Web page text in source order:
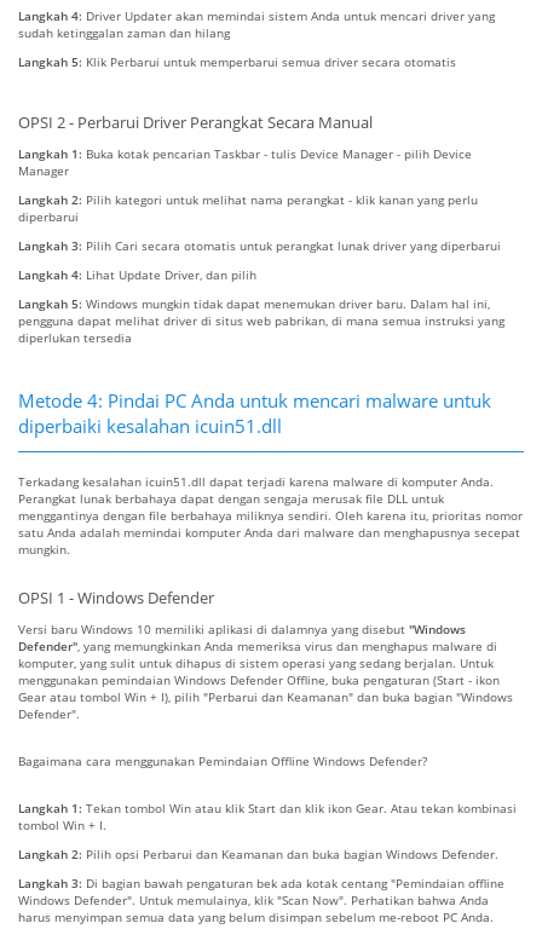
Langkah 4: Driver Updater akan memindai sistem Anda untuk mencari driver yang
sudah ketinggalan zaman dan hilang
Langkah 5: Klik Perbarui untuk memperbarui semua driver secara otomatis
OPSI 2 - Perbarui Driver Perangkat Secara Manual
Langkah 1: Buka kotak pencarian Taskbar - tulis Device Manager - pilih Device
Manager
Langkah 2: Pilih kategori untuk melihat nama perangkat - klik kanan yang perlu
diperbarui
Langkah 3: Pilih Cari secara otomatis untuk perangkat lunak driver yang diperbarui
Langkah 4: Lihat Update Driver, dan pilih
Langkah 5: Windows mungkin tidak dapat menemukan driver baru. Dalam hal ini,
pengguna dapat melihat driver di situs web pabrikan, di mana semua instruksi yang
diperlukan tersedia
Metode 4: Pindai PC Anda untuk mencari malware untuk
diperbaiki kesalahan icuin51.dll
Terkadang kesalahan icuin51.dll dapat terjadi karena malware di komputer Anda.
Perangkat lunak berbahaya dapat dengan sengaja merusak file DLL untuk
menggantinya dengan file berbahaya miliknya sendiri. Oleh karena itu, prioritas nomor
satu Anda adalah memindai komputer Anda dari malware dan menghapusnya secepat
mungkin.
OPSI 1 - Windows Defender
Versi baru Windows 10 memiliki aplikasi di dalamnya yang disebut "Windows
Defender" , yang memungkinkan Anda memeriksa virus dan menghapus malware di
komputer, yang sulit untuk dihapus di sistem operasi yang sedang berjalan. Untuk
menggunakan pemindaian Windows Defender Offline, buka pengaturan (Start - ikon
Gear atau tombol Win + I), pilih "Perbarui dan Keamanan" dan buka bagian "Windows
Defender".
Bagaimana cara menggunakan Pemindaian Offline Windows Defender?
Langkah 1: Tekan tombol Win atau klik Start dan klik ikon Gear. Atau tekan kombinasi
tombol Win + I.
Langkah 2: Pilih opsi Perbarui dan Keamanan dan buka bagian Windows Defender.
Langkah 3: Di bagian bawah pengaturan bek ada kotak centang "Pemindaian offline
Windows Defender". Untuk memulainya, klik "Scan Now". Perhatikan bahwa Anda
harus menyimpan semua data yang belum disimpan sebelum me-reboot PC Anda.